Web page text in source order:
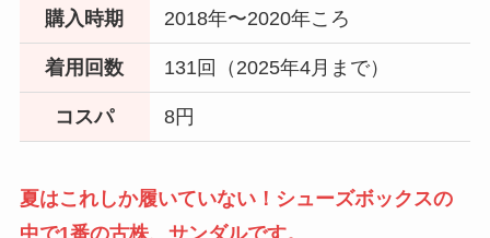
購入時期 2018年〜2020年ころ
着用回数 131回（2025年4月まで）
コスパ 8円
夏はこれしか履いていない！シューズボックスの
中で1番の古株、サンダルです。